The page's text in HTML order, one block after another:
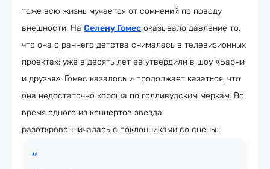
тоже всю жизнь мучается от сомнений по поводу
внешности. На Селену Гомес оказывало давление то,
что она с раннего детства снималась в телевизионных
проектах: уже в десять лет её утвердили в шоу «Барни
и друзья». Гомес казалось и продолжает казаться, что
она недостаточно хороша по голливудским меркам. Во
время одного из концертов звезда
разоткровенничалась с поклонниками со сцены: